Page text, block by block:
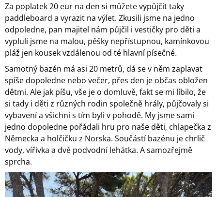
Za poplatek 20 eur na den si můžete vypůjčit taky
paddleboard a vyrazit na výlet. Zkusili jsme na jedno
odpoledne, pan majitel nám půjčil i vestičky pro děti a
vypluli jsme na malou, pěšky nepřístupnou, kamínkovou
pláž jen kousek vzdálenou od té hlavní písečné.
Samotný bazén má asi 20 metrů, dá se v něm zaplavat
spíše dopoledne nebo večer, přes den je občas obložen
dětmi. Ale jak píšu, vše je o domluvě, fakt se mi líbilo, že
si tady i děti z různých rodin společně hrály, půjčovaly si
vybavení a všichni s tím byli v pohodě. My jsme sami
jedno dopoledne pořádali hru pro naše děti, chlapečka z
Německa a holčičku z Norska. Součástí bazénu je chrlič
vody, vířivka a dvě podvodní lehátka. A samozřejmě
sprcha.